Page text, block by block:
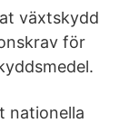
växtskydd
för
nationella